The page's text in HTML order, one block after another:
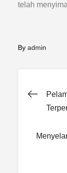
telah
Byadmin